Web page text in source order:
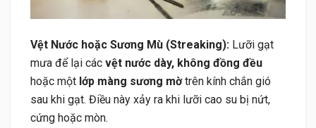
Vệt Nước hoặc Sương Mù (Streaking): Lưỡi gạt
mưa để lại các vệt nước dày, không đồng đều
hoặc một lớp màng sương mờtrên kính chắn gió
sau khi gạt. Điều này xảy ra khi lưỡi cao su bị nứt,
cứng hoặc mòn.